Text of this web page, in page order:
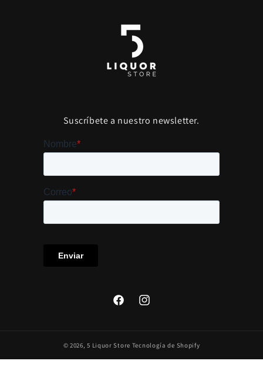
Suscríbete a nuestro newsletter.
FacebookInstagram
© 2026,5 Liquor Store Tecnología de Shopify